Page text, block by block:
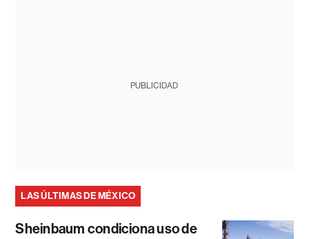
PUBLICIDAD
LAS ÚLTIMAS DE MÉXICO
Sheinbaum condiciona uso de